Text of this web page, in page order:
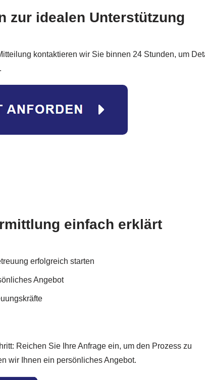
zur idealen Unterstützung
kontaktieren wir Sie binnen 24 Stunden, um
einfach erklärt
erfolgreich starten
Angebot
Reichen Sie Ihre Anfrage ein, um den Prozess zu
wir Ihnen ein persönliches Angebot.